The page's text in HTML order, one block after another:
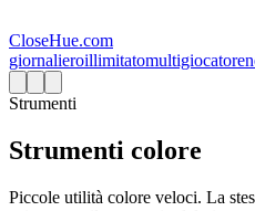
CloseHue.com
giornalieroillimitatomultigiocatore
Strumenti
Strumenti colore
Piccole utilità colore veloci. La